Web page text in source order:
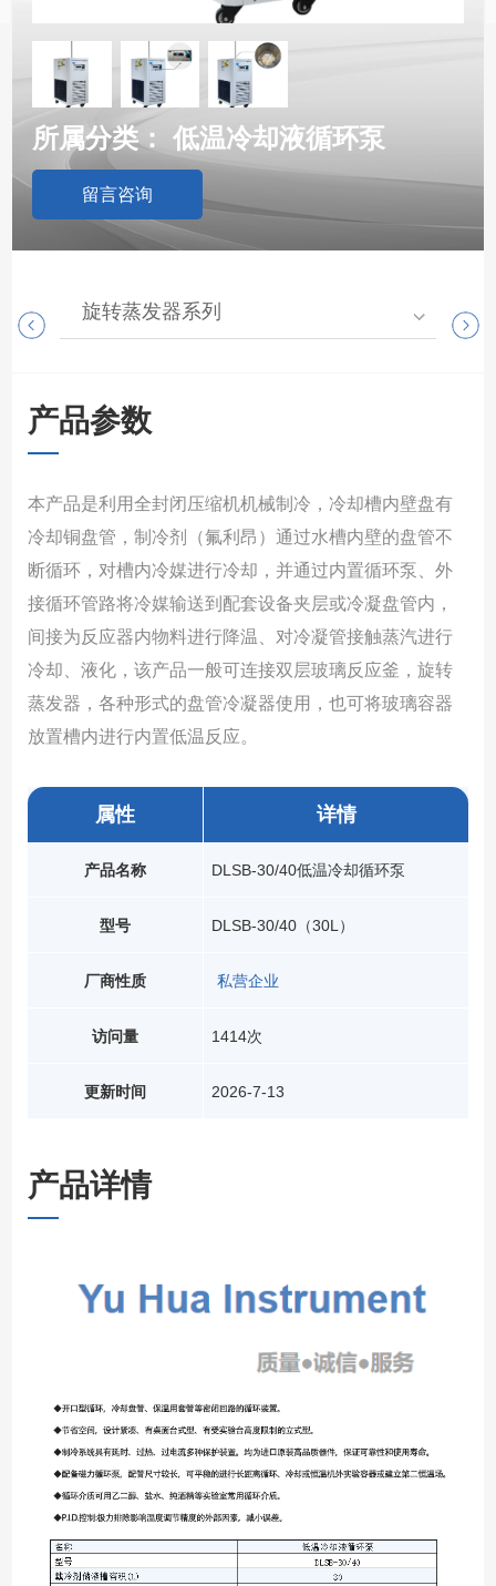
所属分类：低温冷却液循环泵
留言咨询
旋转蒸发器系列 高
产品参数
本产品是利用全封闭压缩机机械制冷，冷却槽内壁盘有
冷却铜盘管，制冷剂（氟利昂）通过水槽内壁的盘管不
断循环，对槽内冷媒进行冷却，并通过内置循环泵、外
接循环管路将冷媒输送到配套设备夹层或冷凝盘管内，
间接为反应器内物料进行降温、对冷凝管接触蒸汽进行
冷却、液化，该产品一般可连接双层玻璃反应釜，旋转
蒸发器，各种形式的盘管冷凝器使用，也可将玻璃容器
放置槽内进行内置低温反应。
属性
产品名称
型号
厂商性质
访问量
更新时间
详情
DLSB-30/40低温冷却循环泵
DLSB-30/40（30L）
私营企业
1414次
2026-7-13
产品详情